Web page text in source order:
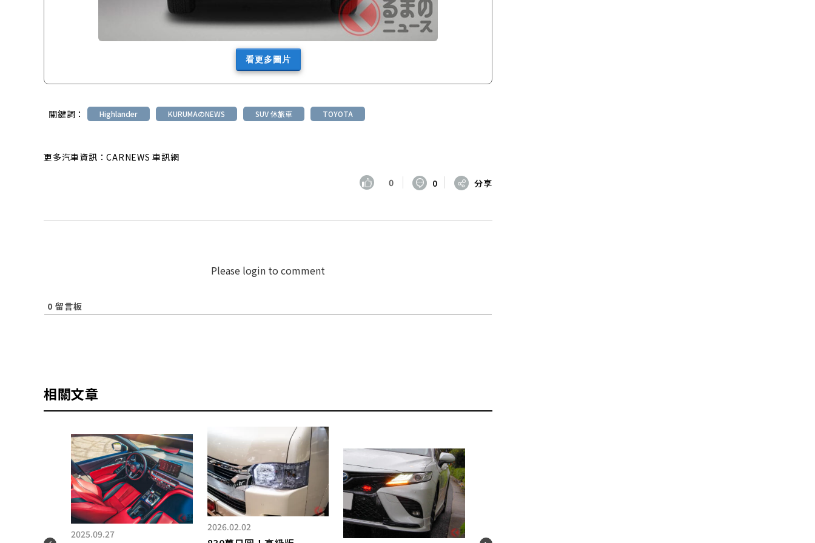
看更多圖片
關鍵詞： Highlander KURUMAのNEWS SUV 休旅車 TOYOTA
更多汽車資訊：CARNEWS 車訊網
0 0 分享
Please login to comment
0 留言板
相關文章
2026.04.22